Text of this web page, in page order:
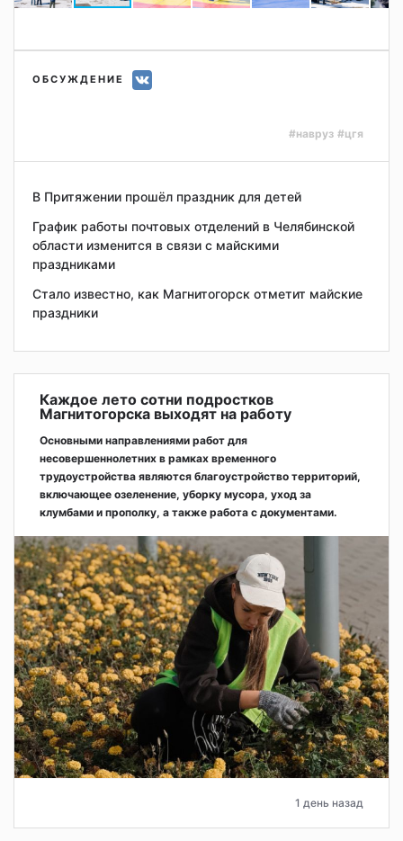
ОБСУЖДЕНИЕ
#навруз #цгя
В Притяжении прошёл праздник для детей
График работы почтовых отделений в Челябинской
области изменится в связи с майскими
праздниками
Стало известно, как Магнитогорск отметит майские
праздники
Каждое лето сотни подростков
Магнитогорска выходят на работу
Основными направлениями работ для
несовершеннолетних в рамках временного
трудоустройства являются благоустройство территорий,
включающее озеленение, уборку мусора, уход за
клумбами и прополку, а также работа с документами.
1 день назад